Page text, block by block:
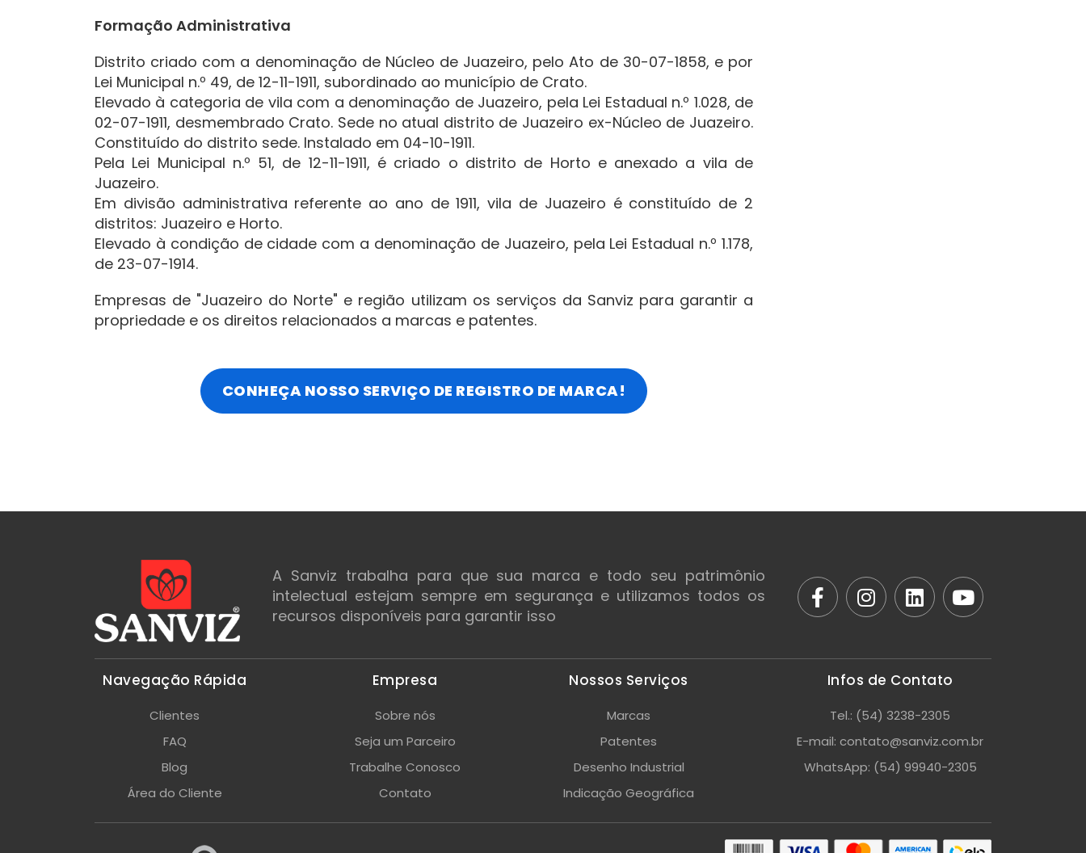
Formação Administrativa
Distrito criado com a denominação de Núcleo de Juazeiro, pelo Ato de 30-07-1858, e por
Lei Municipal n.º 49, de 12-11-1911, subordinado ao município de Crato.
Elevado à categoria de vila com a denominação de Juazeiro, pela Lei Estadual n.º 1.028, de
02-07-1911, desmembrado Crato. Sede no atual distrito de Juazeiro ex-Núcleo de Juazeiro.
Constituído do distrito sede. Instalado em 04-10-1911.
Pela Lei Municipal n.º 51, de 12-11-1911, é criado o distrito de Horto e anexado a vila de
Juazeiro.
Em divisão administrativa referente ao ano de 1911, vila de Juazeiro é constituído de 2
distritos: Juazeiro e Horto.
Elevado à condição de cidade com a denominação de Juazeiro, pela Lei Estadual n.º 1.178,
de 23-07-1914.
Empresas de "Juazeiro do Norte" e região utilizam os serviços da Sanviz para garantir a
propriedade e os direitos relacionados a marcas e patentes.
CONHEÇA NOSSO SERVIÇO DE REGISTRO DE MARCA!
A Sanviz trabalha para que sua marca e todo seu patrimônio
intelectual estejam sempre em segurança e utilizamos todos os
recursos disponíveis para garantir isso
Navegação Rápida
Clientes
FAQ
Blog
Área do Cliente
Empresa
Sobre nós
Seja um Parceiro
Trabalhe Conosco
Contato
Nossos Serviços
Marcas
Patentes
Desenho Industrial
Indicação Geográfica
Infos de Contato
Tel.: (54) 3238-2305
E-mail: contato@sanviz.com.br
WhatsApp: (54) 99940-2305